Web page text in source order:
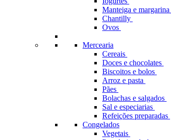
Manteiga e margarina
Chantilly
Ovos
Mercearia
Cereais
Doces e chocolates
Biscoitos e bolos
Arroz e pasta
Pães
Bolachas e salgados
Sal e especiarias
Refeições preparadas
Congelados
Vegetais